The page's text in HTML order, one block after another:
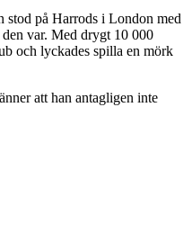
stod på Harrods i London med
var. Med drygt 10 000
och lyckades spilla en mörk
att han antagligen inte